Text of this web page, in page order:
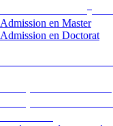
Admission en Master
Admission en Doctorat